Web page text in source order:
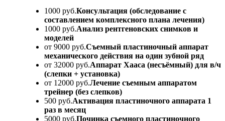
1000 руб.Консультация (обследование с
составлением комплексного плана лечения)
1000 руб.Анализ рентгеновских снимков и
моделей
от 9000 руб.Съемный пластиночный аппарат
механического действия на один зубной ряд
от 32000 руб.Аппарат Хааса (несъёмный) для в/ч
(слепки + установка)
от 12000 руб.Лечение съемным аппаратом
трейнер (без слепков)
500 руб.Активация пластиночного аппарата 1
раз в месяц
5000 руб.Починка съемного пластиночного